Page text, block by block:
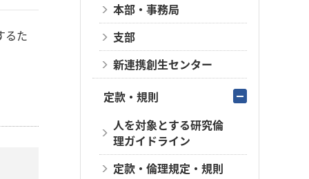
るた
本部・事務局
支部
新連携創生センター
定款・規則
人を対象とする研究倫
理ガイドライン
定款・倫理規定・規則